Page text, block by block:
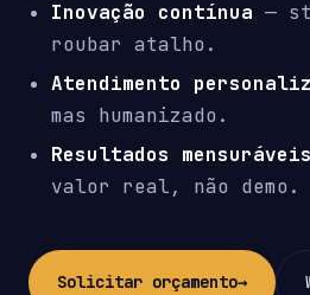
Inovação contínua —
roubar atalho.
Atendimento
mas humanizado.
Resultados mensuráveis
valor real, não demo.
Solicitar orçamento→